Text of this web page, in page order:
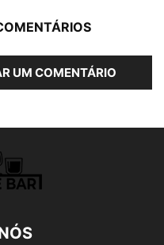
UM COMENTÁRIO